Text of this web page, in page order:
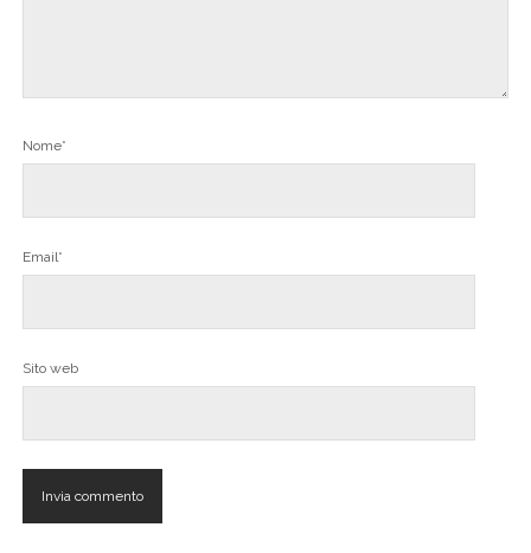
Nome*
Email*
Sito web